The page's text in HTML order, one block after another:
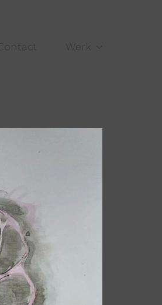
Contact Werk